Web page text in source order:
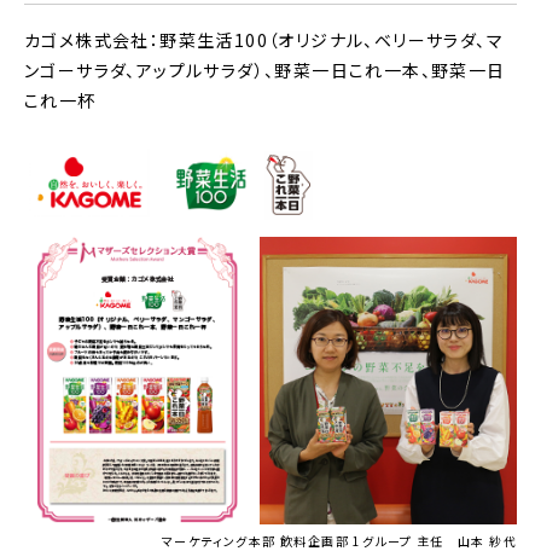
カゴメ株式会社：野菜生活100（オリジナル、ベリーサラダ、マ
ンゴーサラダ、アップルサラダ）、野菜一日これ一本、野菜一日
これ一杯
マーケティング本部 飲料企画部 1グループ 主任 山本 紗代